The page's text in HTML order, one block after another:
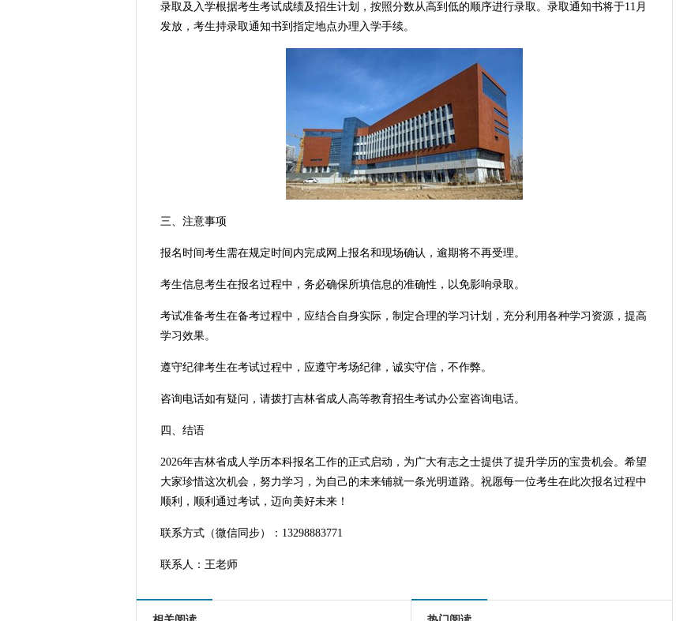
录取及入学根据考生考试成绩及招生计划，按照分数从高到低的顺序进行录取。录取通知书将于11月
发放，考生持录取通知书到指定地点办理入学手续。
三、注意事项
报名时间考生需在规定时间内完成网上报名和现场确认，逾期将不再受理。
考生信息考生在报名过程中，务必确保所填信息的准确性，以免影响录取。
考试准备考生在备考过程中，应结合自身实际，制定合理的学习计划，充分利用各种学习资源，提高
学习效果。
遵守纪律考生在考试过程中，应遵守考场纪律，诚实守信，不作弊。
咨询电话如有疑问，请拨打吉林省成人高等教育招生考试办公室咨询电话。
四、结语
2026年吉林省成人学历本科报名工作的正式启动，为广大有志之士提供了提升学历的宝贵机会。希望
大家珍惜这次机会，努力学习，为自己的未来铺就一条光明道路。祝愿每一位考生在此次报名过程中
顺利，顺利通过考试，迈向美好未来！
联系方式（微信同步）：13298883771
联系人：王老师